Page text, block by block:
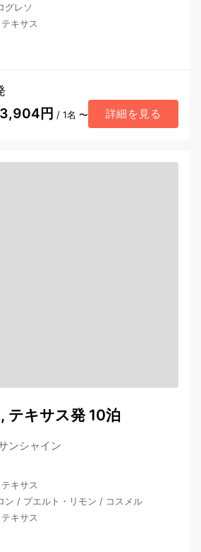
グレソ
キサス
円 / 1名 〜 詳細を見る
テキサス発 10泊
ンシャイン
キサス
ン / プエルト・リモン / コスメル
キサス